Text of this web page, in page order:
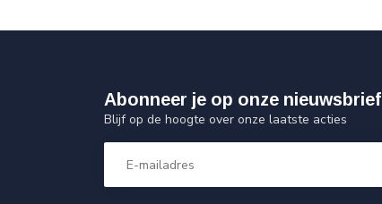
Abonneer je op onze nieuwsbrief
Blijf op de hoogte over onze laatste acties